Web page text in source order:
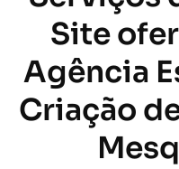
Site
Agência
Criação